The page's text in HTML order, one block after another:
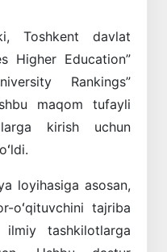
Toshkent davlat
Higher Education”
Rankings”
maqom tufayli
kirish uchun
loyihasiga asosan,
oʻqituvchini tajriba
tashkilotlarga